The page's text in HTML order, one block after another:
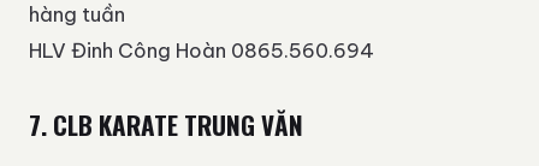
hàng tuần
HLV Đinh Công Hoàn 0865.560.694
7. CLB KARATE TRUNG VĂN